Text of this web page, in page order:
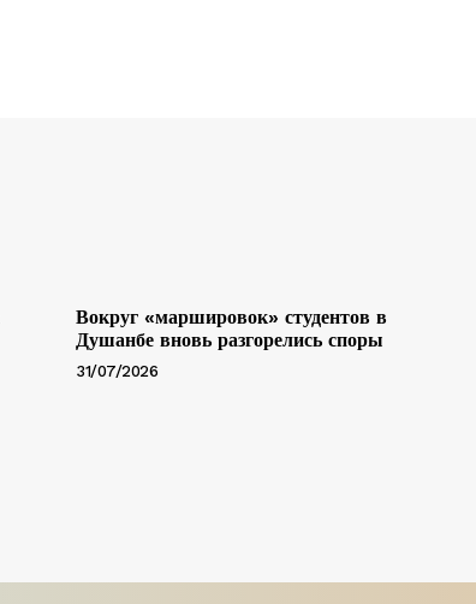
Вокруг «маршировок» студентов в
Душанбе вновь разгорелись споры
31/07/2026